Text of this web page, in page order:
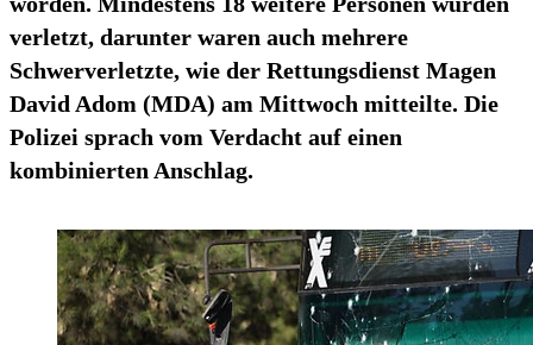
verletzt, darunter waren auch mehrere
Schwerverletzte, wie der Rettungsdienst Magen
David Adom (MDA) am Mittwoch mitteilte. Die
Polizei sprach vom Verdacht auf einen
kombinierten Anschlag.